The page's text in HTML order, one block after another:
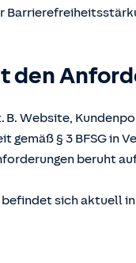
den
B. Website,
§ 3 BFSG in
beruht
sich aktuell in